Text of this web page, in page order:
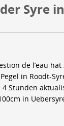
Syre
de l’eau
in Roodt-
Stunden
in